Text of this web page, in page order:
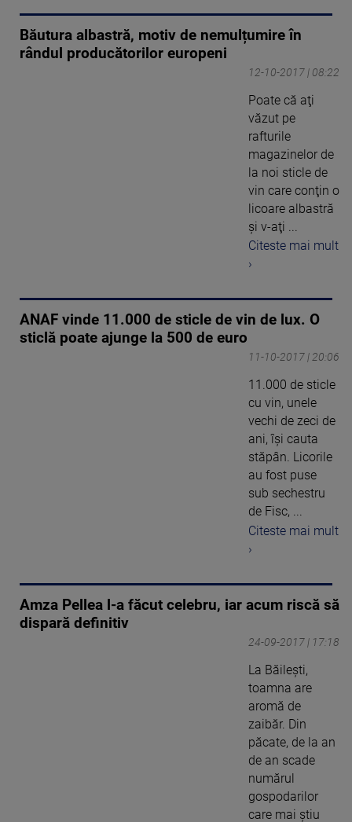
Băutura albastră, motiv de nemulțumire în
rândul producătorilor europeni
12-10-2017 | 08:22
Poate că aţi
văzut pe
rafturile
magazinelor de
la noi sticle de
vin care conţin o
licoare albastră
şi v-aţi ...
Citeste mai mult
›
ANAF vinde 11.000 de sticle de vin de lux. O
sticlă poate ajunge la 500 de euro
11-10-2017 | 20:06
11.000 de sticle
cu vin, unele
vechi de zeci de
ani, îşi cauta
stăpân. Licorile
au fost puse
sub sechestru
de Fisc, ...
Citeste mai mult
›
Amza Pellea l-a făcut celebru, iar acum riscă să
dispară definitiv
24-09-2017 | 17:18
La Băileşti,
toamna are
aromă de
zaibăr. Din
păcate, de la an
de an scade
numărul
gospodarilor
care mai ştiu